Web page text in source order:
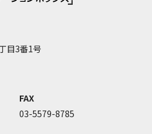
目3番1号
FAX
03-5579-8785